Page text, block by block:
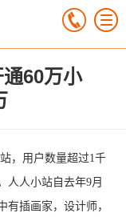
60万小
，用户数量超过1千
人人小站自去年9月
有插画家，设计师，